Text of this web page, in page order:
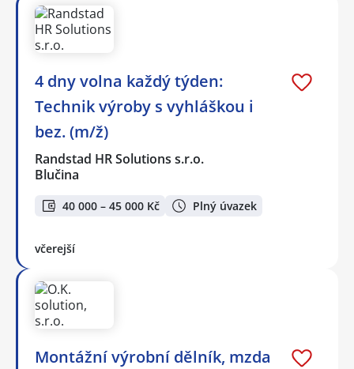
4 dny volna každý týden:
Technik výroby s vyhláškou i
bez. (m/ž)
Randstad HR Solutions s.r.o.
Blučina
40 000 – 45 000 Kč Plný úvazek
včerejší
Montážní výrobní dělník, mzda